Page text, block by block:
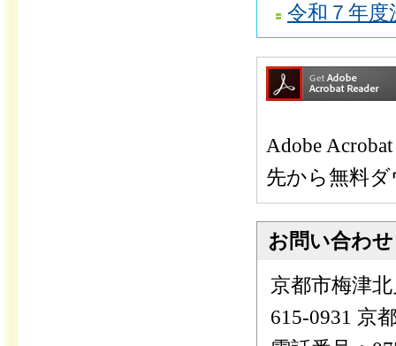
令和７年度
Adobe
先から無料
お問い合わせ
京都市梅津
615-0931 京